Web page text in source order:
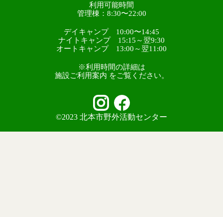
利用可能時間
管理棟：8:30〜22:00
デイキャンプ 10:00〜14:45
ナイトキャンプ 15:15～翌9:30
オートキャンプ 13:00～翌11:00
※利用時間の詳細は
施設ご利用案内 をご覧ください。
©2023 北本市野外活動センター